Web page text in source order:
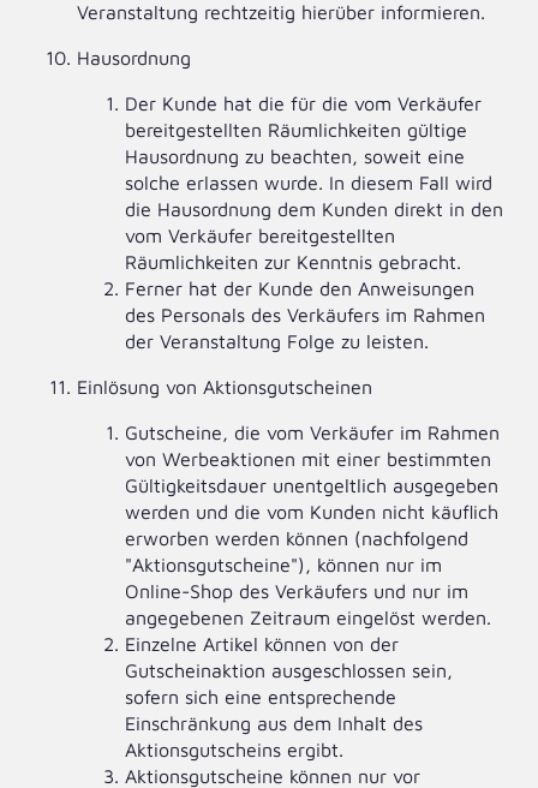
Veranstaltung rechtzeitig hierüber informieren.
Hausordnung
Der Kunde hat die für die vom Verkäufer
bereitgestellten Räumlichkeiten gültige
Hausordnung zu beachten, soweit eine
solche erlassen wurde. In diesem Fall wird
die Hausordnung dem Kunden direkt in den
vom Verkäufer bereitgestellten
Räumlichkeiten zur Kenntnis gebracht.
Ferner hat der Kunde den Anweisungen
des Personals des Verkäufers im Rahmen
der Veranstaltung Folge zu leisten.
Einlösung von Aktionsgutscheinen
Gutscheine, die vom Verkäufer im Rahmen
von Werbeaktionen mit einer bestimmten
Gültigkeitsdauer unentgeltlich ausgegeben
werden und die vom Kunden nicht käuflich
erworben werden können (nachfolgend
"Aktionsgutscheine"), können nur im
Online-Shop des Verkäufers und nur im
angegebenen Zeitraum eingelöst werden.
Einzelne Artikel können von der
Gutscheinaktion ausgeschlossen sein,
sofern sich eine entsprechende
Einschränkung aus dem Inhalt des
Aktionsgutscheins ergibt.
Aktionsgutscheine können nur vor